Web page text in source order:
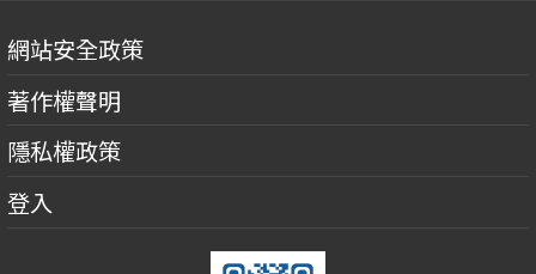
網站安全政策
著作權聲明
隱私權政策
登入